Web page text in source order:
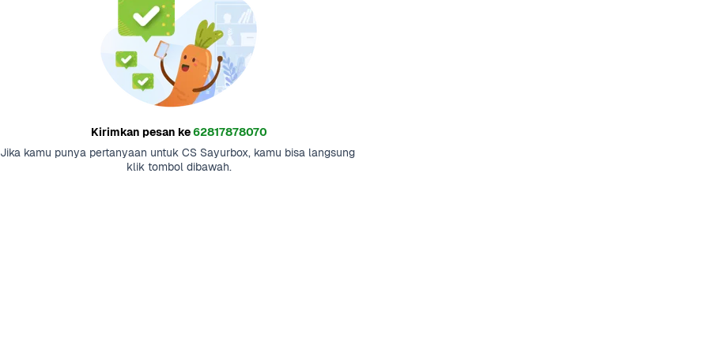
Kirimkan pesan ke62817878070
Jika kamu punya pertanyaan untuk CS Sayurbox, kamu bisa langsung
klik tombol dibawah.